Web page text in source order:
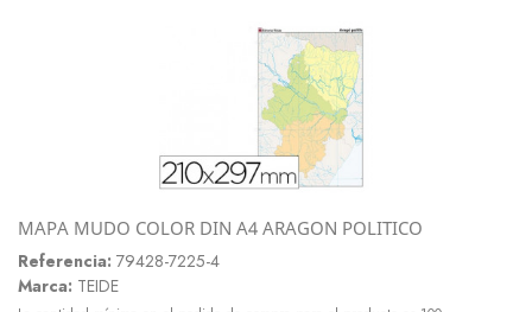
MAPA MUDO COLOR DIN A4 ARAGON POLITICO
Referencia: 79428-7225-4
Marca: TEIDE